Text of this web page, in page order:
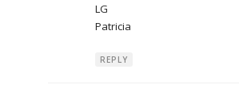
LG
Patricia
REPLY